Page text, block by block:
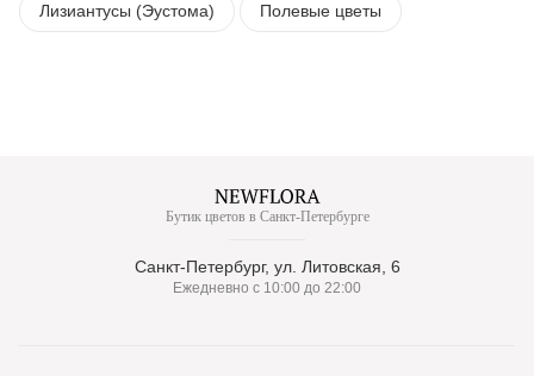
Лизиантусы (Эустома) Полевые цветы
Бутик цветов в Санкт-Петербурге
Санкт-Петербург, ул. Литовская, 6
Ежедневно с 10:00 до 22:00